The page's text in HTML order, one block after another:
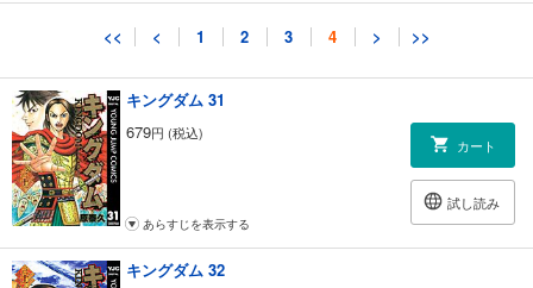
<< < 1 2 3 4 > >>
キングダム 31
679円 (税込)
カート
試し読み
あらすじを表示する
キングダム 32